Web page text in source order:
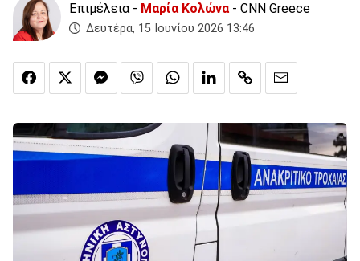
Επιμέλεια - Μαρία Κολώνα- CNN Greece
Δευτέρα, 15 Ιουνίου 2026 13:46